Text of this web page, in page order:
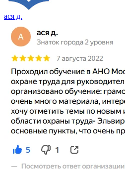
ася д.